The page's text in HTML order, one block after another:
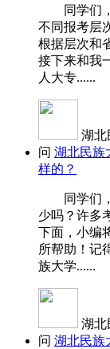
同学们，
不同报考层
根据层次和
接下来和
人大专......
湖北
问 湖北民族
样的？
同学们，
少吗？许多
下面，小编
所帮助！
族大学......
湖北
问 湖北民族